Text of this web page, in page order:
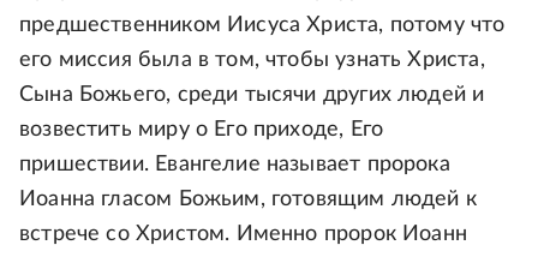
предшественником Иисуса Христа, потому что
его миссия была в том, чтобы узнать Христа,
Сына Божьего, среди тысячи других людей и
возвестить миру о Его приходе, Его
пришествии. Евангелие называет пророка
Иоанна гласом Божьим, готовящим людей к
встрече со Христом. Именно пророк Иоанн